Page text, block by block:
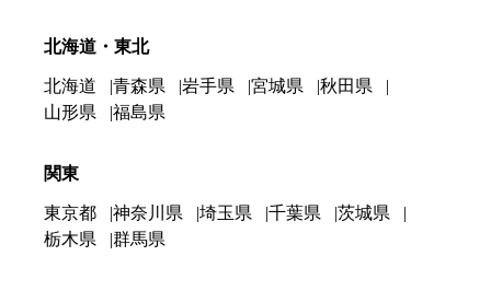
北海道・東北
北海道 青森県 岩手県 宮城県
秋田県
山形県
福島県
関東
東京都 神奈川県 埼玉県 千葉県
茨城県
栃木県
群馬県